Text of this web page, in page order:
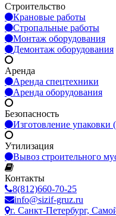
Строительство
Крановые работы
Стропальные работы
Монтаж оборудования
Демонтаж оборудования
Аренда
Аренда спецтехники
Аренда оборудования
Безопасность
Изготовление упаковки
Утилизация
Вывоз строительного
Контакты
8(812)660-70-25
info@sizif-gruz.ru
г. Санкт-Петербург,